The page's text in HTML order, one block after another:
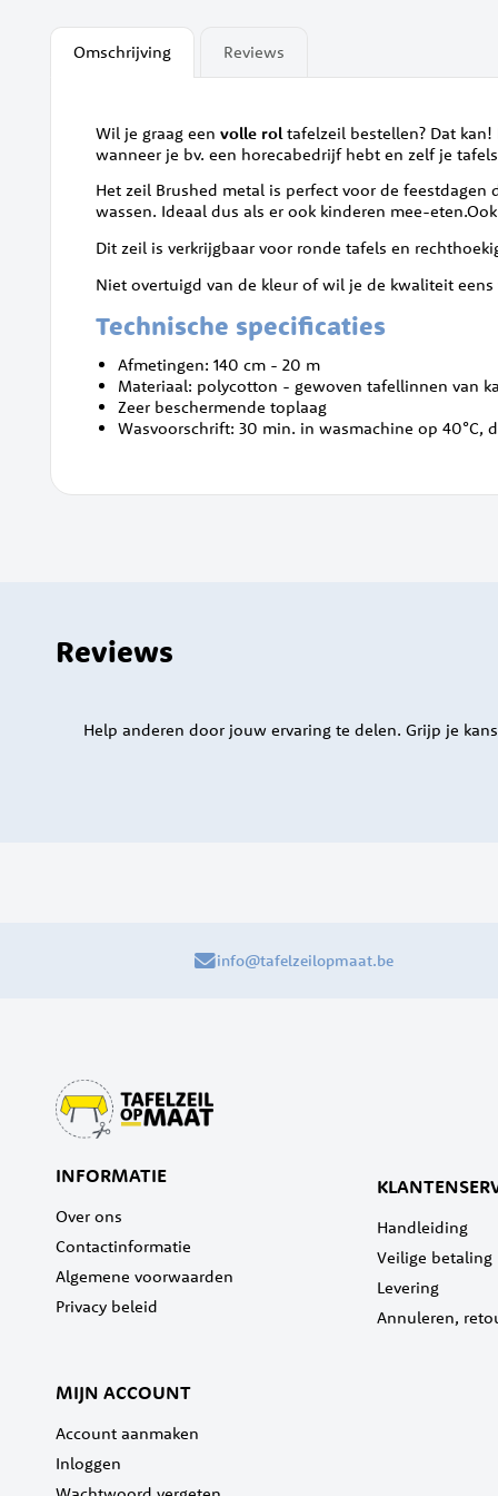
van
deOmschrijving
Wil je graag een volle rol tafelzeil bestellen? Dat
wanneer je bv. een horecabedrijf hebt en zelf je
Het zeil Brushed metal is perfect voor de
wassen. Ideaal dus als er ook kinderen mee-
Dit zeil is verkrijgbaar voor ronde tafels en
Niet overtuigd van de kleur of wil je de kwaliteit
Technische specificaties
Afmetingen: 140 cm - 20 m
Materiaal: polycotton - gewoven tafellinnen van
Zeer beschermende toplaag
Wasvoorschrift: 30 min. in wasmachine op 40°C,
Reviews
Reviews
Help anderen door jouw ervaring te delen. Grijp je
info@tafelzeilopmaat.be
INFORMATIE
Over ons
Contactinformatie
Algemene voorwaarden
Privacy beleid
Handleiding
Veilige betaling
Levering
Annuleren,
MIJN ACCOUNT
Account aanmaken
Inloggen